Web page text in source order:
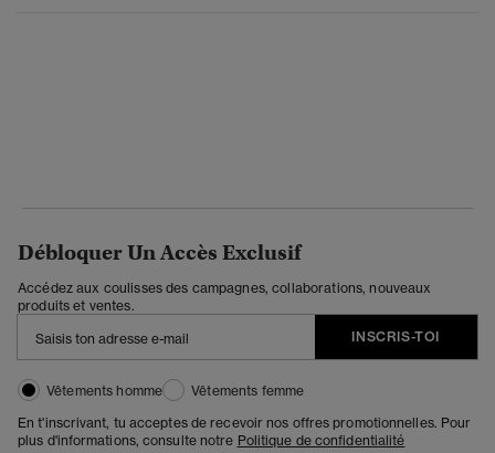
Débloquer Un Accès Exclusif
Accédez aux coulisses des campagnes, collaborations, nouveaux
produits et ventes.
INSCRIS-TOI
Vêtements homme
Vêtements femme
En t'inscrivant, tu acceptes de recevoir nos offres promotionnelles. Pour
plus d'informations, consulte notre Politique de confidentialité